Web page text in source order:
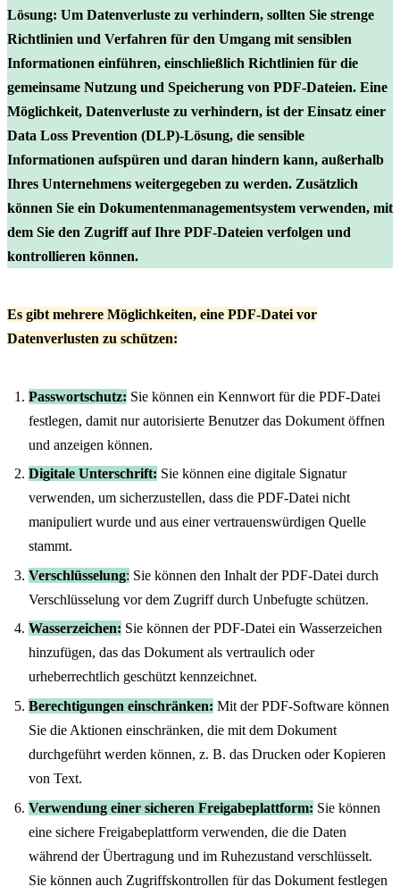
Lösung: Um Datenverluste zu verhindern, sollten Sie strenge
Richtlinien und Verfahren für den Umgang mit sensiblen
Informationen einführen, einschließlich Richtlinien für die
gemeinsame Nutzung und Speicherung von PDF-Dateien. Eine
Möglichkeit, Datenverluste zu verhindern, ist der Einsatz einer
Data Loss Prevention (DLP)-Lösung, die sensible
Informationen aufspüren und daran hindern kann, außerhalb
Ihres Unternehmens weitergegeben zu werden. Zusätzlich
können Sie ein Dokumentenmanagementsystem verwenden, mit
dem Sie den Zugriff auf Ihre PDF-Dateien verfolgen und
kontrollieren können.
Es gibt mehrere Möglichkeiten, eine PDF-Datei vor
Datenverlusten zu schützen:
Passwortschutz: Sie können ein Kennwort für die PDF-Datei
festlegen, damit nur autorisierte Benutzer das Dokument öffnen
und anzeigen können.
Digitale Unterschrift: Sie können eine digitale Signatur
verwenden, um sicherzustellen, dass die PDF-Datei nicht
manipuliert wurde und aus einer vertrauenswürdigen Quelle
stammt.
Verschlüsselung: Sie können den Inhalt der PDF-Datei durch
Verschlüsselung vor dem Zugriff durch Unbefugte schützen.
Wasserzeichen: Sie können der PDF-Datei ein Wasserzeichen
hinzufügen, das das Dokument als vertraulich oder
urheberrechtlich geschützt kennzeichnet.
Berechtigungen einschränken: Mit der PDF-Software können
Sie die Aktionen einschränken, die mit dem Dokument
durchgeführt werden können, z. B. das Drucken oder Kopieren
von Text.
Verwendung einer sicheren Freigabeplattform: Sie können
eine sichere Freigabeplattform verwenden, die die Daten
während der Übertragung und im Ruhezustand verschlüsselt.
Sie können auch Zugriffskontrollen für das Dokument festlegen